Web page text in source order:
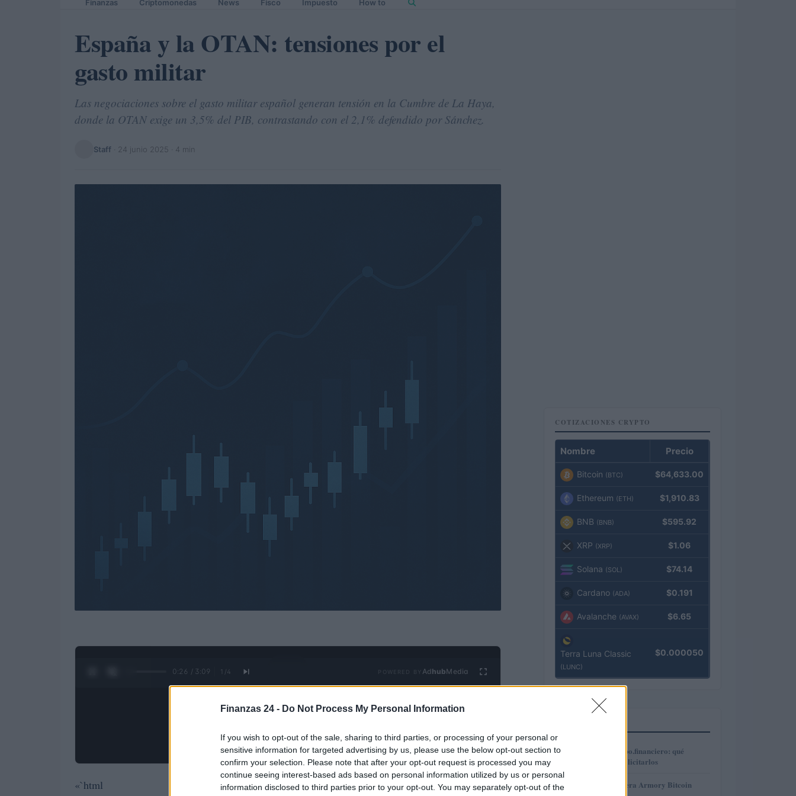
Finanzas 24 - Do Not Process My Personal Information
If you wish to opt-out of the sale, sharing to third parties, or processing of your personal or
sensitive information for targeted advertising by us, please use the below opt-out section to
confirm your selection. Please note that after your opt-out request is processed you may
continue seeing interest-based ads based on personal information utilized by us or personal
information disclosed to third parties prior to your opt-out. You may separately opt-out of the
Finanzas Criptomonedas News Fisco Impuesto How to
España y la OTAN: tensiones por el
gasto militar
Las negociaciones sobre el gasto militar español generan tensión en la Cumbre de La Haya,
donde la OTAN exige un 3,5% del PIB, contrastando con el 2,1% defendido por Sánchez.
Staff 24 junio 2025 · 4 min
0:27 / 3:09 1 /4 Ad hubMedia
«`html
COTIZACIONES CRYPTO
Nombre Precio
Bitcoin (BTC) $64,633.00
Ethereum (ETH) $1,910.83
BNB (BNB) $595.92
XRP (XRP) $1.06
Solana (SOL) $74.14
Cardano (ADA) $0.191
Avalanche (AVAX) $6.65
Terra Luna Classic
(LUNC)
$0.000050
1
Préstamos en Kubo.financiero: qué
ofrecen y cómo solicitarlos
2 Revisión de billetera Armory Bitcoin